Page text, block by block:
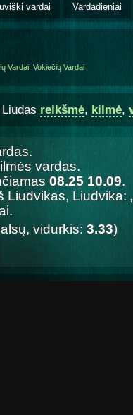
vardai Vardadieniai
Vardai Vokiečių Vardai
reikšmė, kilmė,
vardas.
08.25 10.09.
Liudvika:
vidurkis: 3.33)